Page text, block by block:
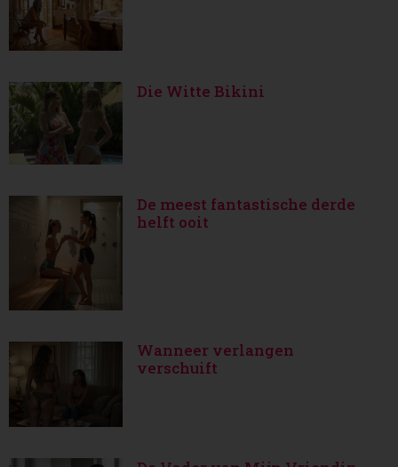
Die Witte Bikini
De meest fantastische derde
helft ooit
Wanneer verlangen
verschuift